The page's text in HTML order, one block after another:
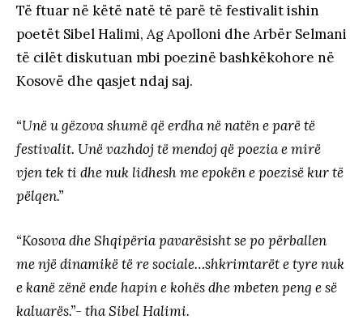
Të ftuar në këtë natë të parë të festivalit ishin
poetët Sibel Halimi, Ag Apolloni dhe Arbër Selmani
të cilët diskutuan mbi poezinë bashkëkohore në
Kosovë dhe qasjet ndaj saj.
“Unë u gëzova shumë që erdha në natën e parë të
festivalit. Unë vazhdoj të mendoj që poezia e mirë
vjen tek ti dhe nuk lidhesh me epokën e poezisë kur të
pëlqen.”
“Kosova dhe Shqipëria pavarësisht se po përballen
me një dinamikë të re sociale…shkrimtarët e tyre nuk
e kanë zënë ende hapin e kohës dhe mbeten peng e së
kaluarës.”- tha Sibel Halimi.